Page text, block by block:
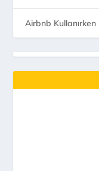
Airbnb